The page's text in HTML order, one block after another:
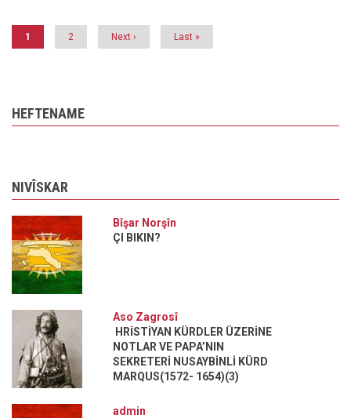
Current
page
1 Page
2
Next
page
Next ›
Last
page
Last »
HEFTENAME
NIVÎSKAR
Bîşar Norşîn
ÇI BIKIN?
Aso Zagrosî
HRİSTİYAN KÜRDLER ÜZERİNE
NOTLAR VE PAPA’NIN
SEKRETERİ NUSAYBİNLİ KÜRD
MARQUS(1572- 1654)(3)
admin